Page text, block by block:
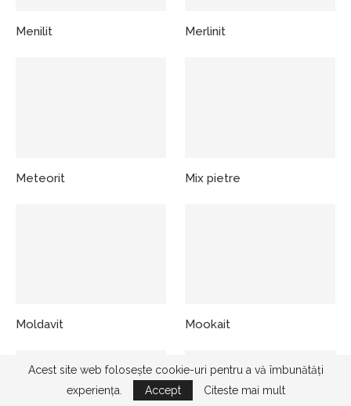
Menilit Merlinit
Meteorit Mix pietre
Moldavit Mookait
Acest site web folosește cookie-uri pentru a vă îmbunătăți
experiența.
Accept Citeste mai mult